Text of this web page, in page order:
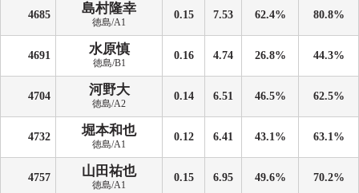
4685 島村隆幸
徳島/A1
0.15 7.53 62.4% 80.8%
4691 水原慎
徳島/B1
0.16 4.74 26.8% 44.3%
4704 河野大
徳島/A2
0.14 6.51 46.5% 62.5%
4732 堀本和也
徳島/A1
0.12 6.41 43.1% 63.1%
4757 山田祐也
徳島/A1
0.15 6.95 49.6% 70.2%